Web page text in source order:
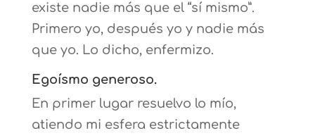
existe nadie más que el “sí mismo”.
Primero yo, después yo y nadie más
que yo. Lo dicho, enfermizo.
Egoísmo generoso.
En primer lugar resuelvo lo mío,
atiendo mi esfera estrictamente